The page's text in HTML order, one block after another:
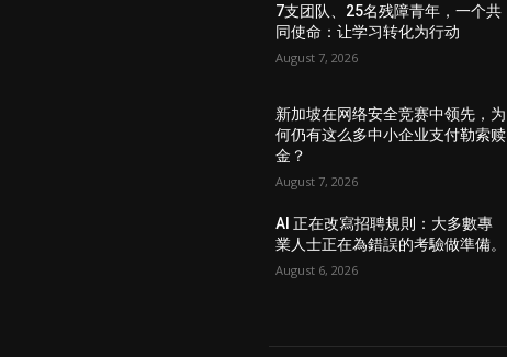
7支团队、25名残障青年，一个共
同使命：让学习转化为行动
August 7, 2026
新加坡在网络安全竞赛中领先，为
何仍有这么多中小企业支付勒索赎
金？
August 7, 2026
AI 正在改寫招聘規則：大多數專
業人士正在為錯誤的考驗做準備。
August 6, 2026